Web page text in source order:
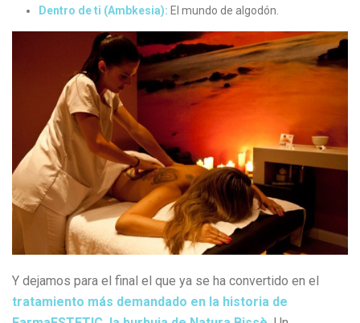
Dentro de ti (Ambkesia): El mundo de algodón.
Y dejamos para el final el que ya se ha convertido en el
tratamiento más demandado en la historia de